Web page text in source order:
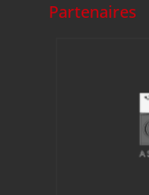
Partenaires